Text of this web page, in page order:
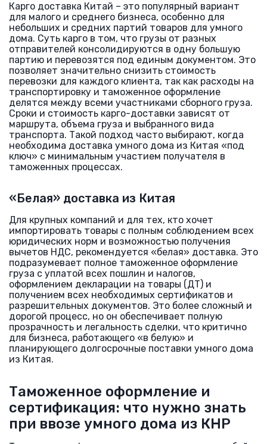
Карго доставка Китай – это популярный вариант
для малого и среднего бизнеса, особенно для
небольших и средних партий товаров для умного
дома. Суть карго в том, что грузы от разных
отправителей консолидируются в одну большую
партию и перевозятся под единым документом. Это
позволяет значительно снизить стоимость
перевозки для каждого клиента, так как расходы на
транспортировку и таможенное оформление
делятся между всеми участниками сборного груза.
Сроки и стоимость карго-доставки зависят от
маршрута, объема груза и выбранного вида
транспорта. Такой подход часто выбирают, когда
необходима доставка умного дома из Китая «под
ключ» с минимальным участием получателя в
таможенных процессах.
«Белая» доставка из Китая
Для крупных компаний и для тех, кто хочет
импортировать товары с полным соблюдением всех
юридических норм и возможностью получения
вычетов НДС, рекомендуется «белая» доставка. Это
подразумевает полное таможенное оформление
груза с уплатой всех пошлин и налогов,
оформлением декларации на товары (ДТ) и
получением всех необходимых сертификатов и
разрешительных документов. Это более сложный и
дорогой процесс, но он обеспечивает полную
прозрачность и легальность сделки, что критично
для бизнеса, работающего «в белую» и
планирующего долгосрочные поставки умного дома
из Китая.
Таможенное оформление и
сертификация: что нужно знать
при ввозе умного дома из КНР